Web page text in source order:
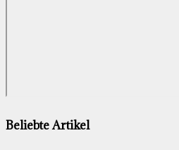
Beliebte Artikel